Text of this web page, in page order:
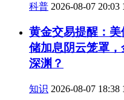
科普 2026-08-07 20:03
黄金交易提醒：
储加息阴云笼罩
深渊？
知识 2026-08-07 18:38